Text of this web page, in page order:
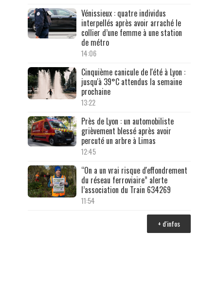
Vénissieux : quatre individus
interpellés après avoir arraché le
collier d’une femme à une station
de métro
14:06
Cinquième canicule de l'été à Lyon :
jusqu'à 39°C attendus la semaine
prochaine
13:22
Près de Lyon : un automobiliste
grièvement blessé après avoir
percuté un arbre à Limas
12:45
“On a un vrai risque d'effondrement
du réseau ferroviaire” alerte
l’association du Train 634269
11:54
+ d'infos